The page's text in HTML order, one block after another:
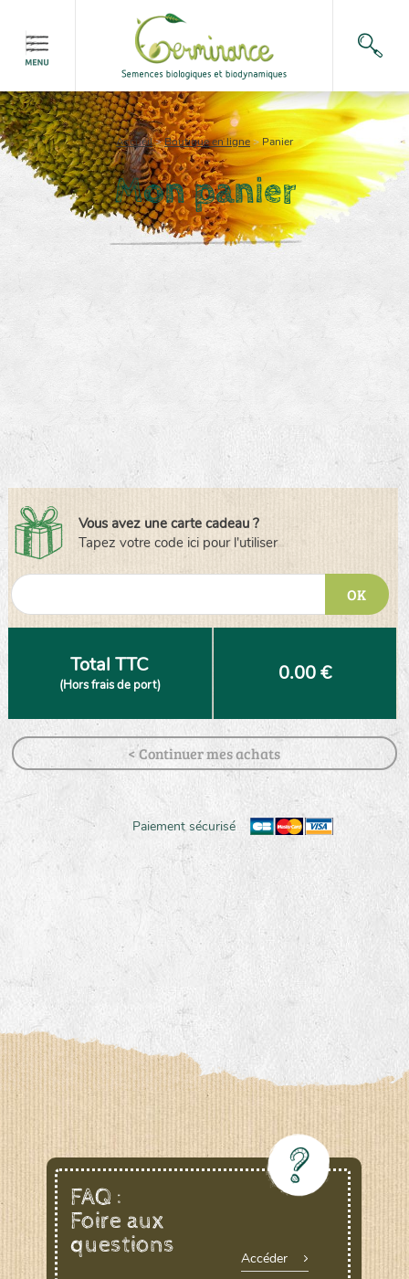
Accueil>Boutique en ligne>Panier
Mon panier
Vous avez une carte cadeau ?
Tapez votre code ici pour l'utiliser
OK
Total TTC
(Hors frais de port) 0.00 €
< Continuer mes achats
Paiement sécurisé
FAQ :
Foire aux
questions
Accéder